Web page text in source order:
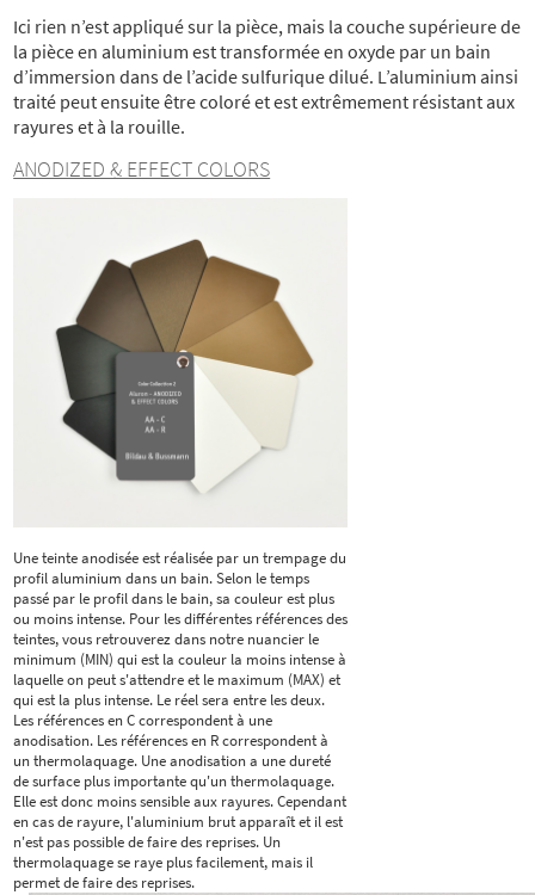
Ici rien n’est appliqué sur la pièce, mais la couche supérieure de
la pièce en aluminium est transformée en oxyde par un bain
d’immersion dans de l’acide sulfurique dilué. L’aluminium ainsi
traité peut ensuite être coloré et est extrêmement résistant aux
rayures et à la rouille.
ANODIZED & EFFECT COLORS
Une teinte anodisée est réalisée par un trempage du
profil aluminium dans un bain. Selon le temps
passé par le profil dans le bain, sa couleur est plus
ou moins intense. Pour les différentes références des
teintes, vous retrouverez dans notre nuancier le
minimum (MIN) qui est la couleur la moins intense à
laquelle on peut s'attendre et le maximum (MAX) et
qui est la plus intense. Le réel sera entre les deux.
Les références en C correspondent à une
anodisation. Les références en R correspondent à
un thermolaquage. Une anodisation a une dureté
de surface plus importante qu'un thermolaquage.
Elle est donc moins sensible aux rayures. Cependant
en cas de rayure, l'aluminium brut apparaît et il est
n'est pas possible de faire des reprises. Un
thermolaquage se raye plus facilement, mais il
permet de faire des reprises.